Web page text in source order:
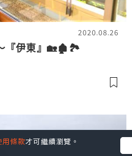
2020.08.26
～『伊東』🏡🏚️🏞️
用條款才可繼續瀏覽。